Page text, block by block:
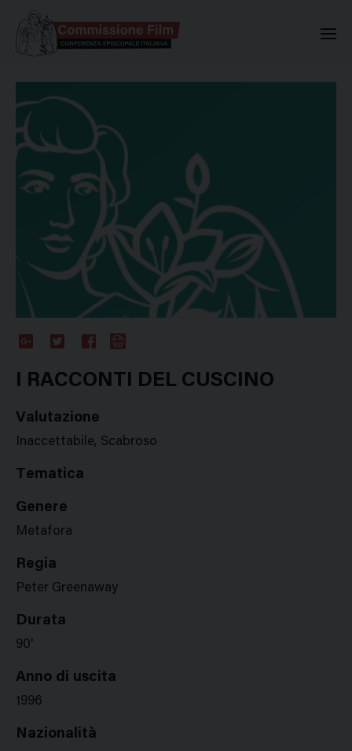
Plus
I RACCONTI DEL CUSCINO
Valutazione
Inaccettabile, Scabroso
Tematica
Genere
Metafora
Regia
Peter Greenaway
Durata
90'
Anno di uscita
1996
Nazionalità